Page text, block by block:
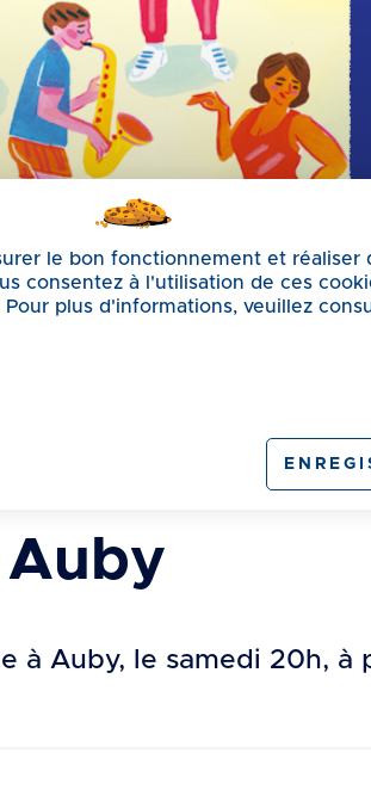
Auby
à Auby, le samedi 20h, à
le bon fonctionnement et réaliser
consentez à l'utilisation de ces
plus d'informations, veuillez